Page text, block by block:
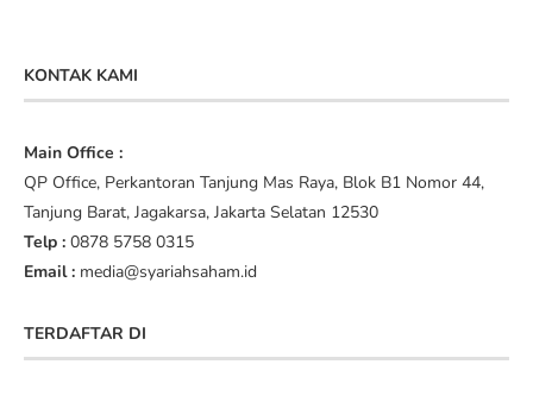
KONTAK KAMI
Main Office :
QP Office, Perkantoran Tanjung Mas Raya, Blok B1 Nomor 44,
Tanjung Barat, Jagakarsa, Jakarta Selatan 12530
Telp : 0878 5758 0315
Email : media@syariahsaham.id
TERDAFTAR DI